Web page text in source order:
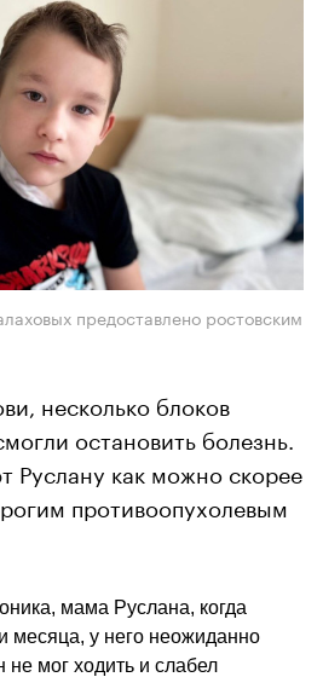
предоставлено ростовским
несколько блоков
остановить болезнь.
Руслану как можно скорее
противоопухолевым
мама Руслана, когда
месяца, у него неожиданно
не мог ходить и слабел